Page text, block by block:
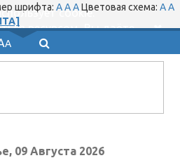
шрифта: AAAЦветовая схема: AA
cookie.
ресурсом, Вы даёте
A
09 Августа 2026